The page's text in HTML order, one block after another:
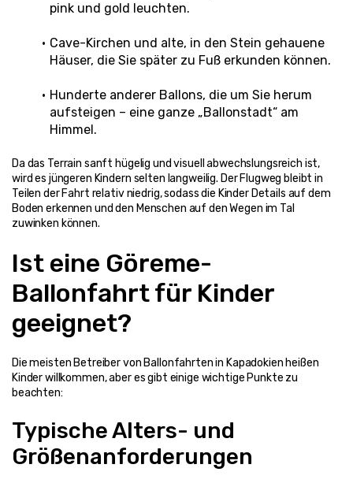
pink und gold leuchten.
Cave-Kirchen und alte, in den Stein gehauene
Häuser, die Sie später zu Fuß erkunden können.
Hunderte anderer Ballons, die um Sie herum
aufsteigen – eine ganze „Ballonstadt“ am
Himmel.
Da das Terrain sanft hügelig und visuell abwechslungsreich ist,
wird es jüngeren Kindern selten langweilig. Der Flugweg bleibt in
Teilen der Fahrt relativ niedrig, sodass die Kinder Details auf dem
Boden erkennen und den Menschen auf den Wegen im Tal
zuwinken können.
Ist eine Göreme-
Ballonfahrt für Kinder
geeignet?
Die meisten Betreiber von Ballonfahrten in Kapadokien heißen
Kinder willkommen, aber es gibt einige wichtige Punkte zu
beachten:
Typische Alters- und
Größenanforderungen